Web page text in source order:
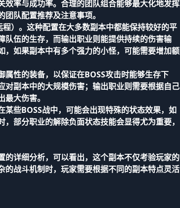
率与成功率。合理的团队组合能够最大化地发挥
队配置推荐及注意事项。
）。这种配置在大多数副本中都能保持较好的平
伍的生存，而输出职业则能提供持续的伤害输
如果副本中有多个强力的小怪，可能需要增加额
性的装备，以保证在BOSS攻击时能够生存下
副本中的大规模伤害；输出职业则需要根据自己
大伤害。
些BOSS战中，可能会出现特殊的状态效果，如
部分职业的解除负面状态技能会显得尤为重要，
详细分析，可以看出，这个副本不仅考验玩家的
战斗机制时，玩家需要根据不同的副本特点灵活